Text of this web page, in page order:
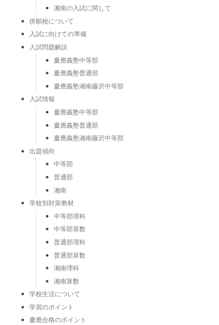
湘南の入試に関して
併願校について
入試に向けての準備
入試問題解説
慶應義塾中等部
慶應義塾普通部
慶應義塾湘南藤沢中等部
入試情報
慶應義塾中等部
慶應義塾普通部
慶應義塾湘南藤沢中等部
出題傾向
中等部
普通部
湘南
学校別対策教材
中等部理科
中等部算数
普通部理科
普通部算数
湘南理科
湘南算数
学校生活について
学習のポイント
慶應合格のポイント